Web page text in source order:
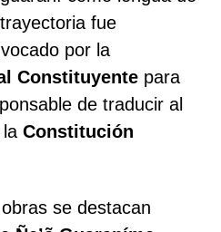
fue
por la
Constituyente para
de traducir al
Constitución
se destacan